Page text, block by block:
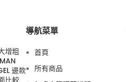
增粗
邊款
比較
導航菜單
首頁
所有商品